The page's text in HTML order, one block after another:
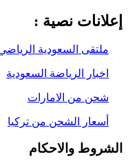
نصية :
السعودية الرياضي
الرياضة السعودية
من الامارات
الشحن من تركيا
والاحكام